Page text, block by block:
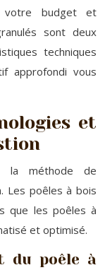
votre budget et
sont deux
techniques
approfondi vous
et
la méthode de
Les poêles à bois
que les poêles à
et optimisé.
du poêle à